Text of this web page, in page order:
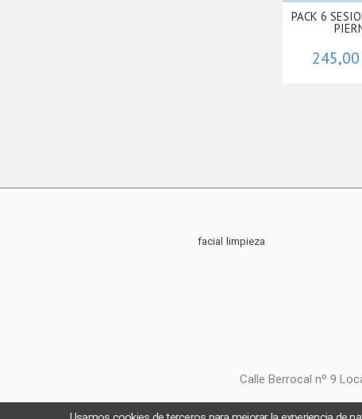
PACK 6
facial limpieza
Calle Berrocal nº 9